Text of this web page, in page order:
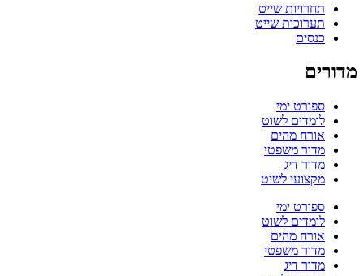
תחרויות שייט
תערוכות שייט
כנסים
מדורים
ספורט ימי
לומדים לשוט
אורח מהים
מדור משפטי
מדור דיג
מקצועי לשיט
ספורט ימי
לומדים לשוט
אורח מהים
מדור משפטי
מדור דיג